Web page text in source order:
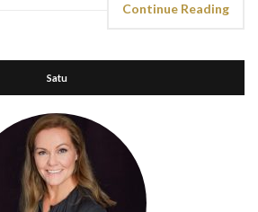
Continue Reading
Satu